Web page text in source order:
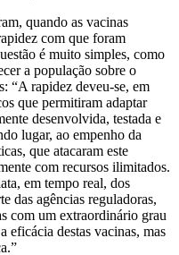
quando as vacinas
com que foram
é muito simples, como
a população sobre o
“A rapidez deveu-se, em
que permitiram adaptar
desenvolvida, testada e
lugar, ao empenho da
que atacaram este
com recursos ilimitados.
em tempo real, dos
das agências reguladoras,
com um extraordinário grau
eficácia destas vacinas, mas